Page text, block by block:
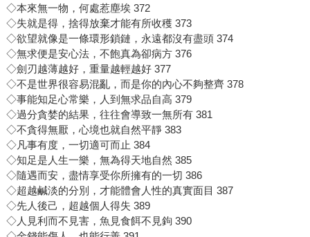
◇本來無一物，何處惹塵埃 372
◇失就是得，捨得放棄才能有所收穫 373
◇欲望就像是一條環形鎖鏈，永遠都沒有盡頭 374
◇無求便是安心法，不飽真為卻病方 376
◇劍刃越薄越好，重量越輕越好 377
◇不是世界很容易混亂，而是你的內心不夠整齊 378
◇事能知足心常樂，人到無求品自高 379
◇過分貪婪的結果，往往會導致一無所有 381
◇不貪得無厭，心境也就自然平靜 383
◇凡事有度，一切適可而止 384
◇知足是人生一樂，無為得天地自然 385
◇隨遇而安，盡情享受你所擁有的一切 386
◇超越鹹淡的分別，才能體會人性的真實面目 387
◇先人後己，超越個人得失 389
◇人見利而不見害，魚見食餌不見鉤 390